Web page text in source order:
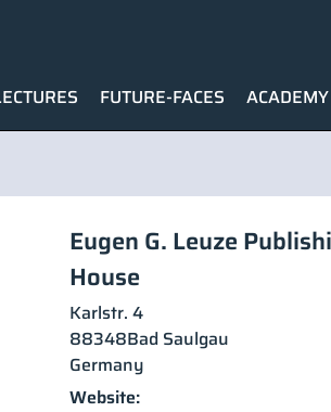
FUTURE-FACES ACADEMY
Eugen G. Leuze
House
Karlstr. 4
88348Bad Saulgau
Germany
Website: